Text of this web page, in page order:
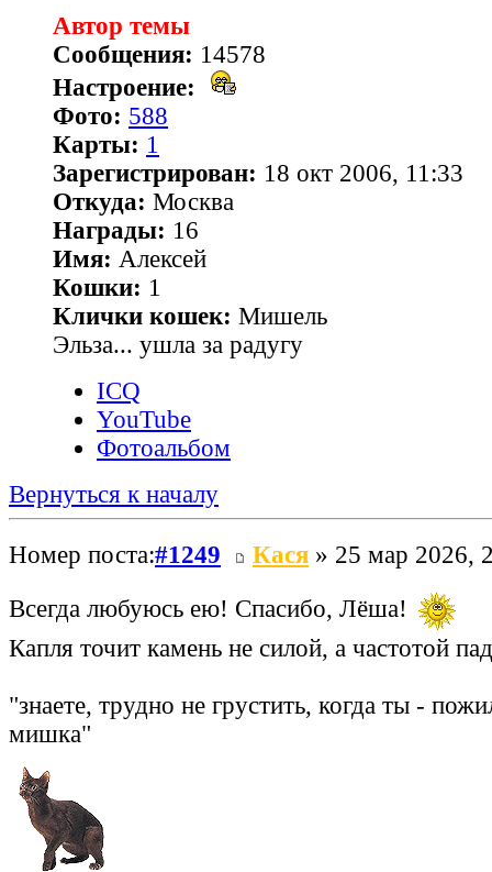
Автор темы
Сообщения: 14578
Настроение:
Фото: 588
Карты: 1
Зарегистрирован: 18 окт 2006, 11:33
Откуда: Москва
Награды: 16
Имя: Алексей
Кошки: 1
Клички кошек: Мишель
Эльза... ушла за радугу
ICQ
YouTube
Фотоальбом
Вернуться к началу
Номер поста:#1249 Кася » 25 мар 2026,
Всегда любуюсь ею! Спасибо, Лёша!
Капля точит камень не силой, а частотой
"знаете, трудно не грустить, когда ты -
мишка"